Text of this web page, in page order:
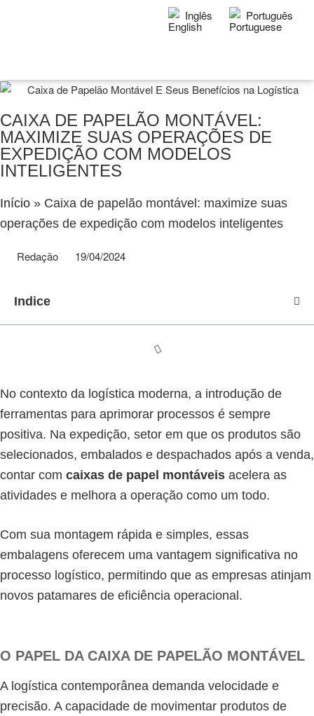
Inglês Português
CAIXA DE PAPELÃO MONTÁVEL:
MAXIMIZE SUAS OPERAÇÕES DE
EXPEDIÇÃO COM MODELOS
INTELIGENTES
Início » Caixa de papelão montável: maximize suas
operações de expedição com modelos inteligentes
Redação 19/04/2024
Indice
No contexto da logística moderna, a introdução de
ferramentas para aprimorar processos é sempre
positiva. Na expedição, setor em que os produtos são
selecionados, embalados e despachados após a venda,
contar com caixas de papel montáveis acelera as
atividades e melhora a operação como um todo.
Com sua montagem rápida e simples, essas
embalagens oferecem uma vantagem significativa no
processo logístico, permitindo que as empresas atinjam
novos patamares de eficiência operacional.
O PAPEL DA CAIXA DE PAPELÃO MONTÁVEL
A logística contemporânea demanda velocidade e
precisão. A capacidade de movimentar produtos de